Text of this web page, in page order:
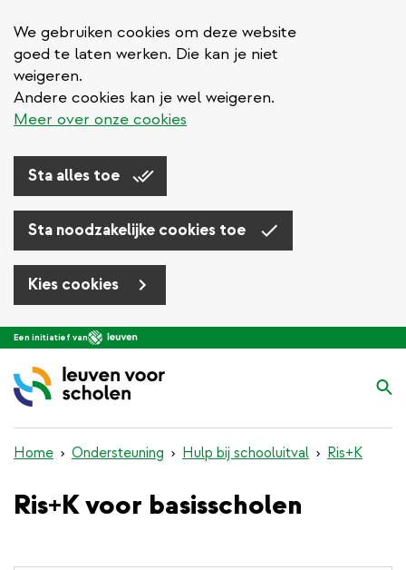
We gebruiken cookies om deze website
goed te laten werken. Die kan je niet
weigeren.
Andere cookies kan je wel weigeren.
Meer over onze cookies
Sta alles toe
Sta noodzakelijke cookies toe
Kies cookies
Overslaan
naar
de
inhoud
gaan
Een initiatief van
Home Ondersteuning Hulp bij schooluitval Ris+K
Ris+K voor basisscholen